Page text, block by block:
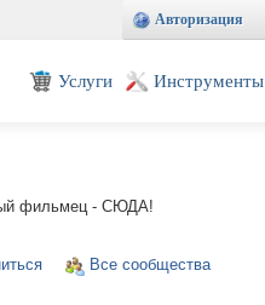
Авторизация
Услуги Инструменты
фильмец - СЮДА!
Все сообщества